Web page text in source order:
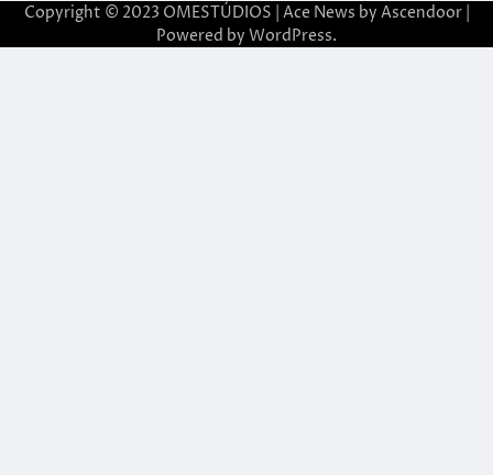
Copyright © 2023 OMESTÚDIOS | Ace News by Ascendoor|
Powered by WordPress.